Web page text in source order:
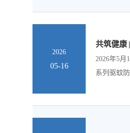
2026
05-16
共筑健康
2026年5月
系列驱蚊